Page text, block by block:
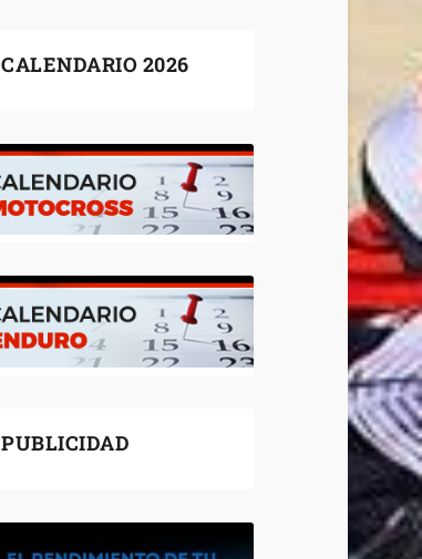
CALENDARIO 2026
PUBLICIDAD